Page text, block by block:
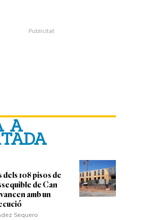
A
dels 108 pisos de
de Can
amb un
Sequero